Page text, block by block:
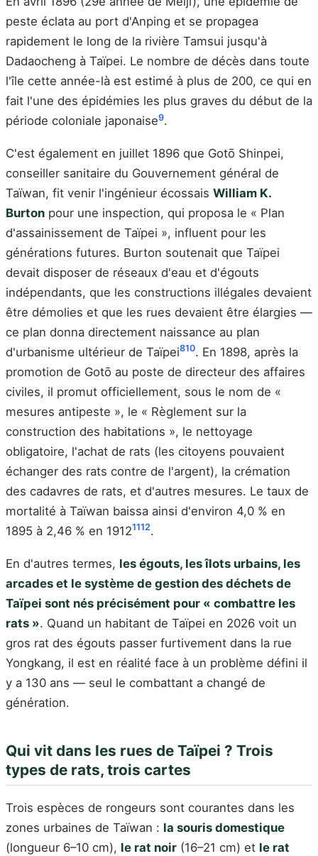
peste éclata au port d'Anping et se propagea
rapidement le long de la rivière Tamsui jusqu'à
Dadaocheng à Taïpei. Le nombre de décès dans toute
l'île cette année-là est estimé à plus de 200, ce qui en
fait l'une des épidémies les plus graves du début de la
période coloniale japonaise9.
C'est également en juillet 1896 que Gotō Shinpei,
conseiller sanitaire du Gouvernement général de
Taïwan, fit venir l'ingénieur écossais William K.
Burton pour une inspection, qui proposa le « Plan
d'assainissement de Taïpei », influent pour les
générations futures. Burton soutenait que Taïpei
devait disposer de réseaux d'eau et d'égouts
indépendants, que les constructions illégales devaient
être démolies et que les rues devaient être élargies —
ce plan donna directement naissance au plan
d'urbanisme ultérieur de Taïpei810. En 1898, après la
promotion de Gotō au poste de directeur des affaires
civiles, il promut officiellement, sous le nom de «
mesures antipeste », le « Règlement sur la
construction des habitations », le nettoyage
obligatoire, l'achat de rats (les citoyens pouvaient
échanger des rats contre de l'argent), la crémation
des cadavres de rats, et d'autres mesures. Le taux de
mortalité à Taïwan baissa ainsi d'environ 4,0 % en
1895 à 2,46 % en 19121112.
En d'autres termes, les égouts, les îlots urbains, les
arcades et le système de gestion des déchets de
Taïpei sont nés précisément pour « combattre les
rats ». Quand un habitant de Taïpei en 2026 voit un
gros rat des égouts passer furtivement dans la rue
Yongkang, il est en réalité face à un problème défini il
y a 130 ans — seul le combattant a changé de
génération.
Qui vit dans les rues de Taïpei ? Trois
types de rats, trois cartes
Trois espèces de rongeurs sont courantes dans les
zones urbaines de Taïwan : la souris domestique
(longueur 6–10 cm), le rat noir (16–21 cm) et le rat